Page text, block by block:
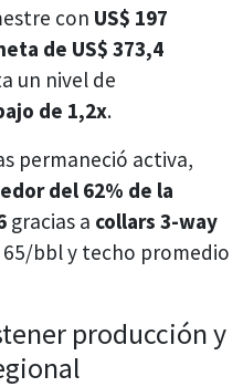
con US$ 197
de US$ 373,4
un nivel de
de 1,2x.
permaneció activa,
del 62% de la
gracias a collars 3-way
65/bbl y techo promedio
producción y